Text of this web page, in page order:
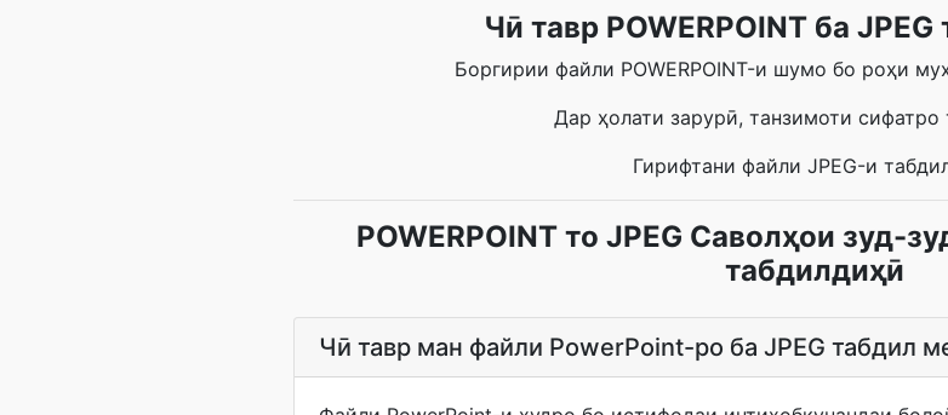
Чӣ тавр POWERPOINT ба
Боргирии файли POWERPOINT-и шумо бо роҳи
Дар ҳолати зарурӣ, танзимоти сифатро
Гирифтани файли JPEG-и
POWERPOINT то JPEG Саволҳои зуд-
табдилдиҳӣ
Чӣ тавр ман файли PowerPoint-ро ба JPEG табдил